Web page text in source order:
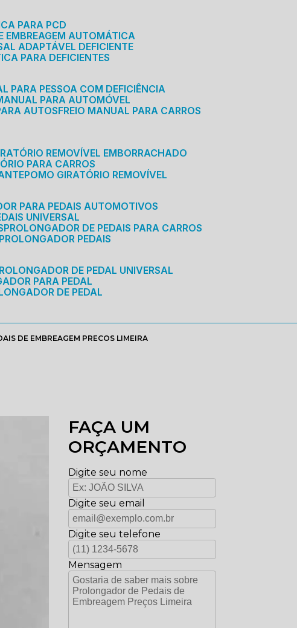
PARA PCD
EMBREAGEM AUTOMÁTICA
ADAPTÁVEL DEFICIENTE
PARA DEFICIENTES
PARA PESSOA COM DEFICIÊNCIA
PARA AUTOMÓVEL
AUTOS FREIO MANUAL PARA CARROS
REMOVÍVEL EMBORRACHADO
PARA CARROS
POMO GIRATÓRIO REMOVÍVEL
PARA PEDAIS AUTOMOTIVOS
UNIVERSAL
PROLONGADOR DE PEDAIS PARA CARROS
PROLONGADOR PEDAIS
PROLONGADOR DE PEDAL UNIVERSAL
PARA PEDAL
DE PEDAL
DE EMBREAGEM PRECOS LIMEIRA
FAÇA UM
ORÇAMENTO
Digite seu nome
Digite seu email
Digite seu telefone
Mensagem